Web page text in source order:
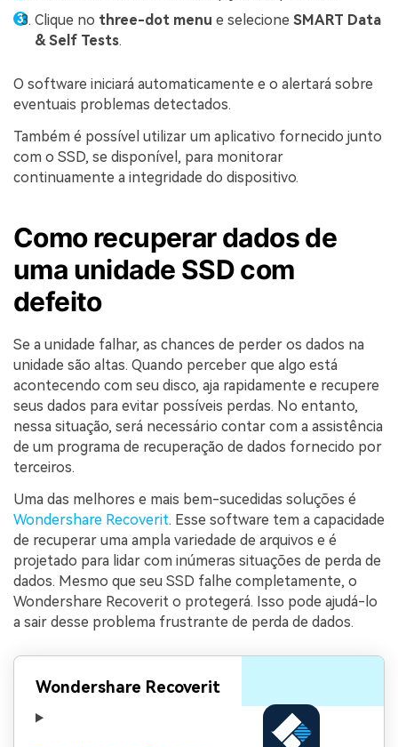
Clique no three-dot menu e selecione SMART Data
& Self Tests.
O software iniciará automaticamente e o alertará sobre
eventuais problemas detectados.
Também é possível utilizar um aplicativo fornecido junto
com o SSD, se disponível, para monitorar
continuamente a integridade do dispositivo.
Como recuperar dados de
uma unidade SSD com
defeito
Se a unidade falhar, as chances de perder os dados na
unidade são altas. Quando perceber que algo está
acontecendo com seu disco, aja rapidamente e recupere
seus dados para evitar possíveis perdas. No entanto,
nessa situação, será necessário contar com a assistência
de um programa de recuperação de dados fornecido por
terceiros.
Uma das melhores e mais bem-sucedidas soluções é
Wondershare Recoverit. Esse software tem a capacidade
de recuperar uma ampla variedade de arquivos e é
projetado para lidar com inúmeras situações de perda de
dados. Mesmo que seu SSD falhe completamente, o
Wondershare Recoverit o protegerá. Isso pode ajudá-lo
a sair desse problema frustrante de perda de dados.
Wondershare Recoverit